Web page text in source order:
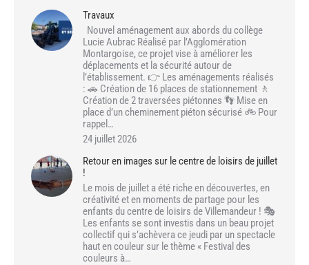
Travaux
Nouvel aménagement aux abords du collège
Lucie Aubrac Réalisé par l’Agglomération
Montargoise, ce projet vise à améliorer les
déplacements et la sécurité autour de
l’établissement. 👉 Les aménagements réalisés
: 🚗 Création de 16 places de stationnement 🚶
Création de 2 traversées piétonnes 👣 Mise en
place d’un cheminement piéton sécurisé 🚲 Pour
rappel…
24 juillet 2026
Retour en images sur le centre de loisirs de juillet
!
Le mois de juillet a été riche en découvertes, en
créativité et en moments de partage pour les
enfants du centre de loisirs de Villemandeur ! 🎭
Les enfants se sont investis dans un beau projet
collectif qui s’achèvera ce jeudi par un spectacle
haut en couleur sur le thème « Festival des
couleurs à…